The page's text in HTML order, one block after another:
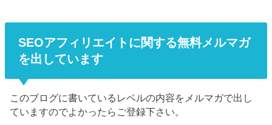
SEOアフィリエイトに関する無料メルマガ
を出しています
このブログに書いているレベルの内容をメルマガで出し
ていますのでよかったらご登録下さい。